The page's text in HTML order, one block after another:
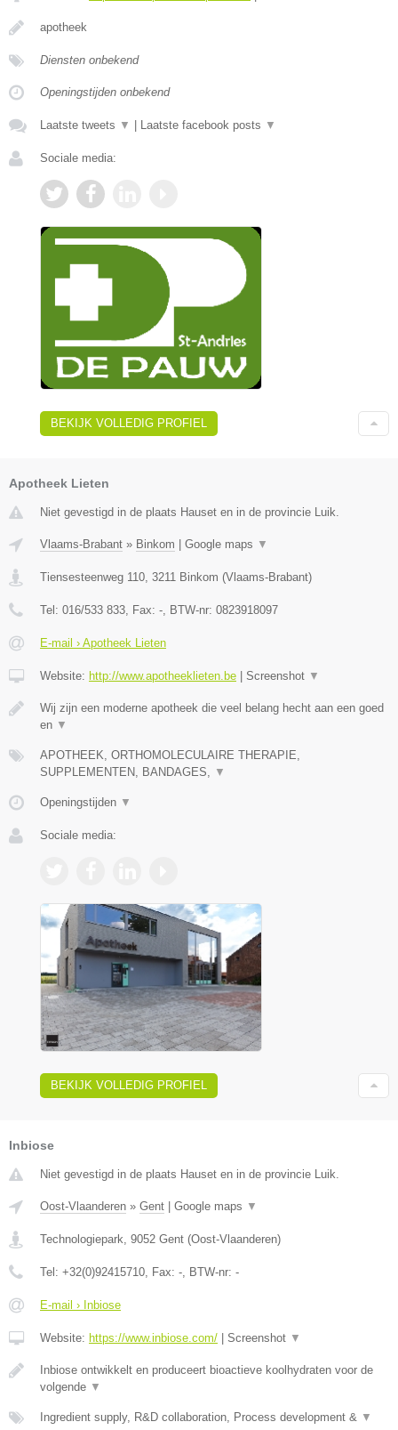
apotheek
Diensten onbekend
Openingstijden onbekend
Laatste tweets ▼ Laatste facebook posts ▼
Sociale media:
BEKIJK VOLLEDIG PROFIEL
Apotheek Lieten
Niet gevestigd in de plaats Hauset en in de provincie Luik.
Vlaams-Brabant » Binkom Google maps ▼
Tiensesteenweg 110 3211 Binkom (Vlaams-Brabant)
Tel: 016/533 833 , Fax: - , BTW-nr: 0823918097
E-mail › Apotheek Lieten
Website: http://www.apotheeklieten.be Screenshot ▼
Wij zijn een moderne apotheek die veel belang hecht aan een goed
en ▼
APOTHEEK, ORTHOMOLECULAIRE THERAPIE,
SUPPLEMENTEN, BANDAGES,
▼
Openingstijden ▼
Sociale media:
BEKIJK VOLLEDIG PROFIEL
Inbiose
Niet gevestigd in de plaats Hauset en in de provincie Luik.
Oost-Vlaanderen » Gent | Google maps ▼
Technologiepark 9052 Gent (Oost-Vlaanderen)
Tel: +32(0)92415710 , Fax: - , BTW-nr: -
E-mail › Inbiose
Website: https://www.inbiose.com/ | Screenshot ▼
Inbiose ontwikkelt en produceert bioactieve koolhydraten voor de
volgende ▼
Ingredient supply, R&D collaboration, Process development & ▼